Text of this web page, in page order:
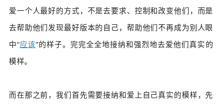
爱一个人最好的方式，不是去要求、控制和改变他们，而是
去帮助他们发现最好版本的自己，帮助他们不再成为别人眼
中“应该”的样子。完完全全地接纳和强烈地去爱他们真实的
模样。
而在那之前，我们首先需要接纳和爱上自己真实的模样，先